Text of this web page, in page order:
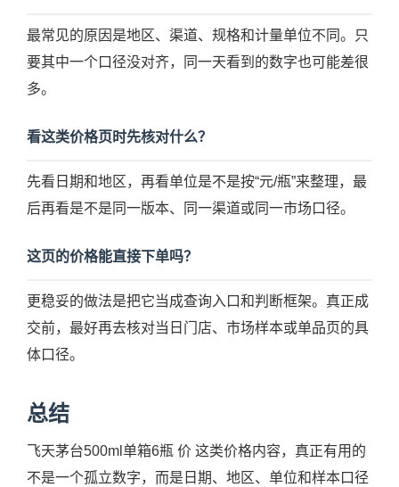
最常见的原因是地区、渠道、规格和计量单位不同。只
要其中一个口径没对齐，同一天看到的数字也可能差很
多。
看这类价格页时先核对什么？
先看日期和地区，再看单位是不是按“元/瓶”来整理，最
后再看是不是同一版本、同一渠道或同一市场口径。
这页的价格能直接下单吗？
更稳妥的做法是把它当成查询入口和判断框架。真正成
交前，最好再去核对当日门店、市场样本或单品页的具
体口径。
总结
飞天茅台500ml单箱6瓶 价 这类价格内容，真正有用的
不是一个孤立数字，而是日期、地区、单位和样本口径